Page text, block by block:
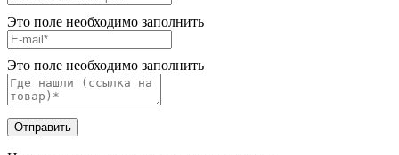
Это поле необходимо заполнить
Это поле необходимо заполнить
Отправить